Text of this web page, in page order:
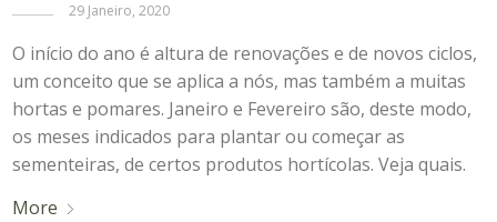
29 Janeiro, 2020
O início do ano é altura de renovações e de novos ciclos,
um conceito que se aplica a nós, mas também a muitas
hortas e pomares. Janeiro e Fevereiro são, deste modo,
os meses indicados para plantar ou começar as
sementeiras, de certos produtos hortícolas. Veja quais.
More